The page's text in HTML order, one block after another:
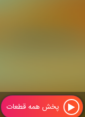
پخش همه قطعات